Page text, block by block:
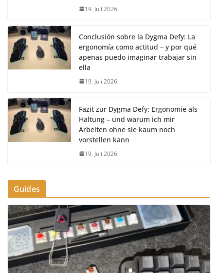
19. Juli 2026
Conclusión sobre la Dygma Defy: La
ergonomía como actitud – y por qué
apenas puedo imaginar trabajar sin
ella
19. Juli 2026
Fazit zur Dygma Defy: Ergonomie als
Haltung – und warum ich mir
Arbeiten ohne sie kaum noch
vorstellen kann
19. Juli 2026
Guides